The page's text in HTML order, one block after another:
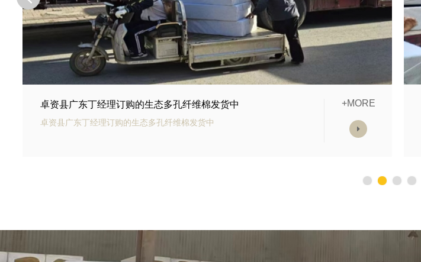
卓资县河北邢台王总订购的商场底下用碳纤雨水收集模块发货中
卓资县银通碳纤雨水收集模块可以用于商业建筑和住宅小区的雨水收
+MORE